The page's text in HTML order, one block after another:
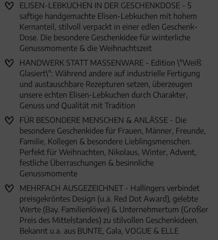
ELISEN-LEBKUCHEN IN DER GESCHENKDOSE - 5
saftige handgemachte Elisen-Lebkuchen mit hohem
Kernanteil, stilvoll verpackt in einer edlen Geschenk-
Dose. Die besondere Geschenkidee für winterliche
Genussmomente & die Weihnachtszeit
HANDWERK STATT MASSENWARE - Edition \"Weiß
Glasiert\": Während andere auf industrielle Fertigung
und austauschbare Rezepturen setzen, überzeugen
unsere echten Elisen-Lebkuchen durch Charakter,
Genuss und Qualität mit Tradition
FÜR BESONDERE MENSCHEN & ANLÄSSE - Die
besondere Geschenkidee für Frauen, Männer, Freunde,
Familie, Kollegen & besondere Lieblingsmenschen.
Perfekt für Weihnachten, Nikolaus, Winter, Advent,
festliche Überraschungen & besinnliche
Genussmomente
MEHRFACH AUSGEZEICHNET - Hallingers verbindet
preisgekröntes Design (u.a. Red Dot Award), gelebte
Werte (Bay. Familienlöwe) & Unternehmertum (Großer
Preis des Mittelstandes) zu stilvollen Geschenkideen.
Bekannt u.a. aus BUNTE, Gala, VOGUE & ELLE